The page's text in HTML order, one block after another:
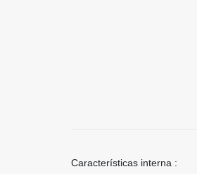
Características interna :